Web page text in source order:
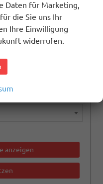
anzeigen
Daten für Marketing,
die Sie uns Ihr
Ihre Einwilligung
widerrufen.